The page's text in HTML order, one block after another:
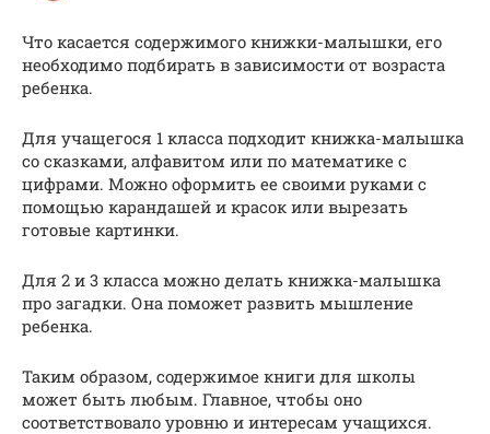
Что касается содержимого книжки-малышки, его
необходимо подбирать в зависимости от возраста
ребенка.
Для учащегося 1 класса подходит книжка-малышка
со сказками, алфавитом или по математике с
цифрами. Можно оформить ее своими руками с
помощью карандашей и красок или вырезать
готовые картинки.
Для 2 и 3 класса можно делать книжка-малышка
про загадки. Она поможет развить мышление
ребенка.
Таким образом, содержимое книги для школы
может быть любым. Главное, чтобы оно
соответствовало уровню и интересам учащихся.